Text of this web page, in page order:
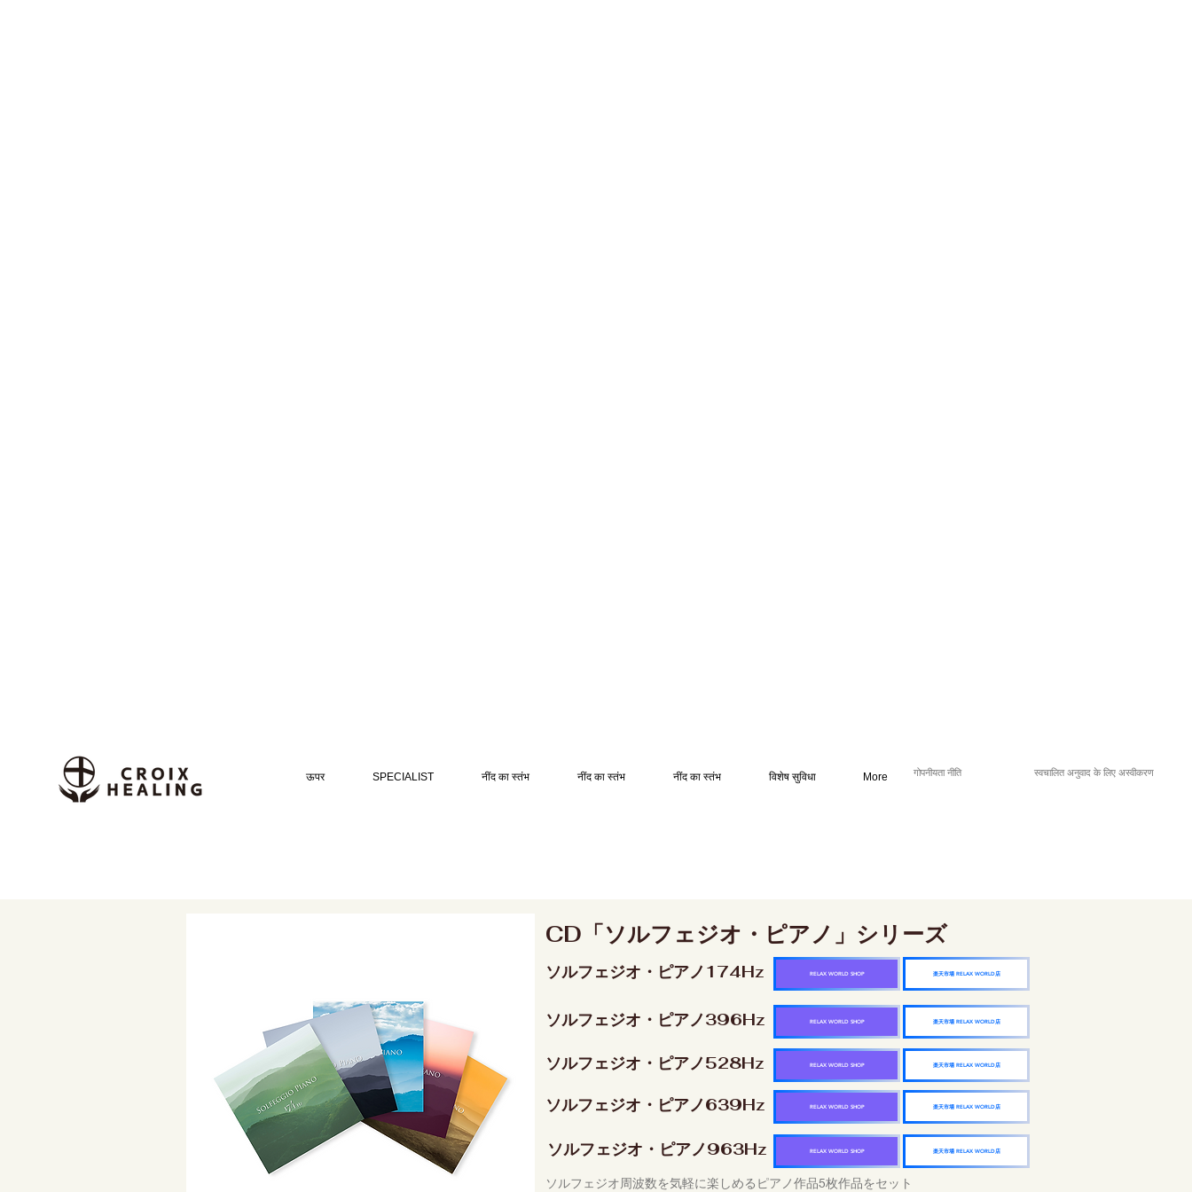
ऊपर SPECIALIST नींद का स्तंभ नींद का स्तंभ नींद का स्तंभ विशेष सुविधा More गोपनीयता नीति स्वचालित अनुवाद के लिए अस्वीकरण
CD「ソルフェジオ・ピアノ」シリーズ
ソルフェジオ・ピアノ174Hz 楽天市場 RELAX WORLD店
RELAX WORLD SHOP
ソルフェジオ・ピアノ396Hz 楽天市場 RELAX WORLD店
RELAX WORLD SHOP
ソルフェジオ・ピアノ528Hz 楽天市場 RELAX WORLD店
RELAX WORLD SHOP
ソルフェジオ・ピアノ639Hz 楽天市場 RELAX WORLD店
RELAX WORLD SHOP
ソルフェジオ・ピアノ963Hz 楽天市場 RELAX WORLD店
RELAX WORLD SHOP
ソルフェジオ周波数を気軽に楽しめるピアノ作品5枚作品をセット